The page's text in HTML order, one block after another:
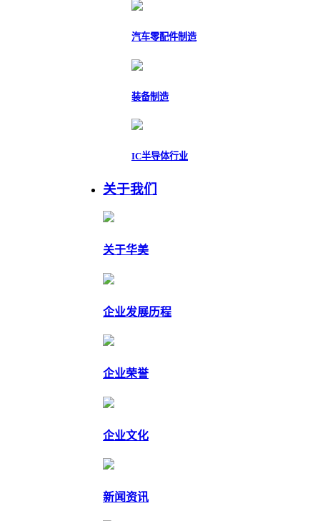
汽车零配件制造
装备制造
IC半导体行业
关于我们
关于华美
企业发展历程
企业荣誉
企业文化
新闻资讯